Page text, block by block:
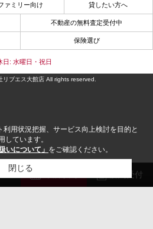
解約受付
ァミリー向け 貸したい方へ
不動産の無料査定受付中
保険選び
日: 水曜日・祝日
リブエス大館店 All rights reserved.
用状況把握、サービス向上検討を目的と
しています。
いについて」 をご確認ください。
閉じる